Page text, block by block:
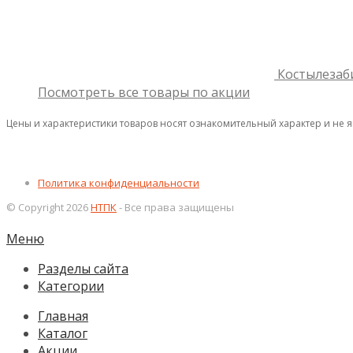
Посмотреть все товары по акции
Цены и характеристики товаров носят ознакомительный характер и не
Политика конфиденциальности
© Copyright 2026НТПК- Все права защищены
Меню
Разделы сайта
Категории
Главная
Каталог